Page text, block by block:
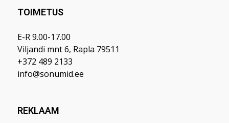
TOIMETUS
E-R 9.00-17.00
Viljandi mnt 6, Rapla 79511
+372 489 2133
info@sonumid.ee
REKLAAM